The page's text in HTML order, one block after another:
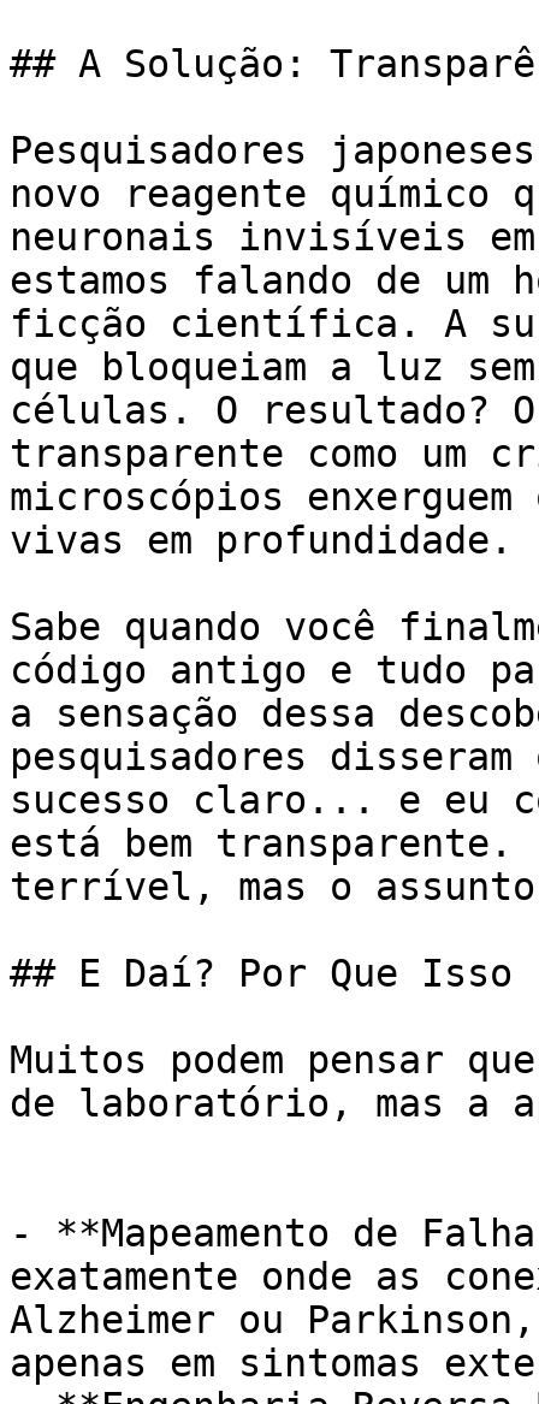
## A Solução:
Pesquisadores
novo reagente químico
neuronais invisíveis em
estamos falando de um
ficção científica. A
que bloqueiam a luz
células. O resultado?
transparente como um
microscópios
vivas em profundidade.
Sabe quando você
código antigo e tudo
a sensação dessa
pesquisadores
sucesso claro... e eu
está bem
terrível, mas o
## E Daí? Por Que Isso
Muitos podem pensar
de laboratório, mas a
- **Mapeamento de
exatamente onde as
Alzheimer ou Parkinson,
apenas em sintomas